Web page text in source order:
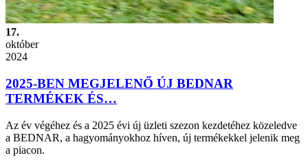
17.
október
2024
2025-BEN MEGJELENŐ ÚJ BEDNAR
TERMÉKEK ÉS…
Az év végéhez és a 2025 évi új üzleti szezon kezdetéhez közeledve
a BEDNAR, a hagyományokhoz híven, új termékekkel jelenik meg
a piacon.